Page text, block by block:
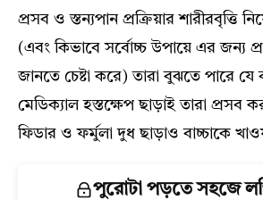
প্রসব ও স্তন্যপান প্রক্রিয়ার শারীরবৃত্তি
(এবং কিভাবে সর্বোচ্চ উপায়ে এর জন্য
জানতে চেষ্টা করে) তারা বুঝতে পারে
মেডিক্যাল হস্তক্ষেপ ছাড়াই তারা প্রসব
ফিডার ও ফর্মুলা দুধ ছাড়াও বাচ্চাকে
পুরোটা পড়তে সহজে